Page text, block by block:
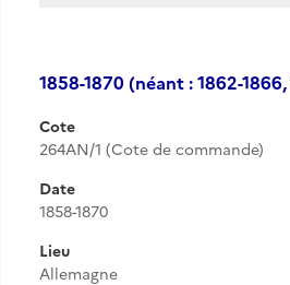
1858-1870 (néant : 1862-
Cote
264AN/1 (Cote de commande)
Date
1858-1870
Lieu
Allemagne